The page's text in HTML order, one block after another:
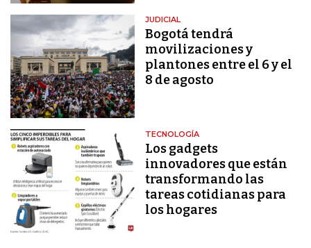
JUDICIAL
Bogotá tendrá
movilizaciones y
plantones entre el 6 y el
8 de agosto
TECNOLOGÍA
Los gadgets
innovadores que están
transformando las
tareas cotidianas para
los hogares